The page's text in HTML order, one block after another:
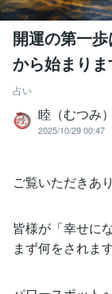
開運の第一
から始まり
占い
睦（むつみ）
2025/10/29 00:47
ご覧いただきあ
皆様が「幸せに
まず何をされま